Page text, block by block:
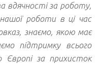
вдячності за роботу,
роботи в ці час
знаємо, якою має
підтримку всього
Європі за прихисток